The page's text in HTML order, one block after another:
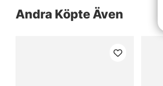
Andra Köpte Även